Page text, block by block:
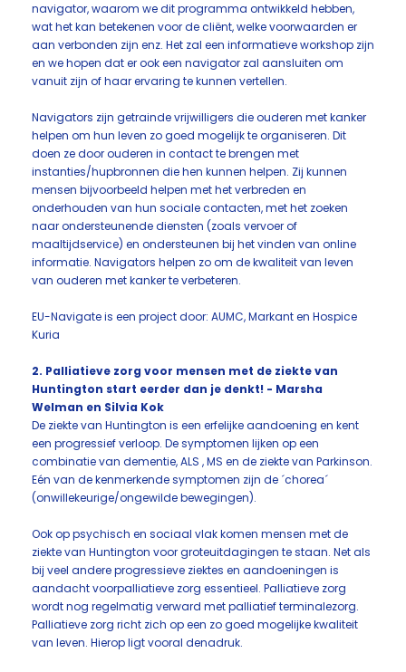
navigator, waarom we dit programma ontwikkeld hebben,
wat het kan betekenen voor de cliënt, welke voorwaarden er
aan verbonden zijn enz. Het zal een informatieve workshop zijn
en we hopen dat er ook een navigator zal aansluiten om
vanuit zijn of haar ervaring te kunnen vertellen.
Navigators zijn getrainde vrijwilligers die ouderen met kanker
helpen om hun leven zo goed mogelijk te organiseren. Dit
doen ze door ouderen in contact te brengen met
instanties/hupbronnen die hen kunnen helpen. Zij kunnen
mensen bijvoorbeeld helpen met het verbreden en
onderhouden van hun sociale contacten, met het zoeken
naar ondersteunende diensten (zoals vervoer of
maaltijdservice) en ondersteunen bij het vinden van online
informatie. Navigators helpen zo om de kwaliteit van leven
van ouderen met kanker te verbeteren.
EU-Navigate is een project door: AUMC, Markant en Hospice
Kuria
2. Palliatieve zorg voor mensen met de ziekte van
Huntington start eerder dan je denkt! - Marsha
Welman en Silvia Kok
De ziekte van Huntington is een erfelijke aandoening en kent
een progressief verloop. De symptomen lijken op een
combinatie van dementie, ALS , MS en de ziekte van Parkinson.
Eén van de kenmerkende symptomen zijn de ´chorea´
(onwillekeurige/ongewilde bewegingen).
Ook op psychisch en sociaal vlak komen mensen met de
ziekte van Huntington voor groteuitdagingen te staan. Net als
bij veel andere progressieve ziektes en aandoeningen is
aandacht voorpalliatieve zorg essentieel. Palliatieve zorg
wordt nog regelmatig verward met palliatief terminalezorg.
Palliatieve zorg richt zich op een zo goed mogelijke kwaliteit
van leven. Hierop ligt vooral denadruk.